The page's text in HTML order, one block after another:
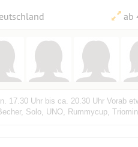
ab
17.30 Uhr bis ca. 20.30 Uhr Vorab
Solo, UNO, Rummycup,